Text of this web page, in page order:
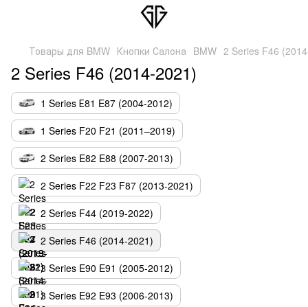
Товары для BMW Кнопки Салона BMW 2 Series F46
2 Series F46 (2014-2021)
1 Series Е81 E87 (2004-2012)
1 Series F20 F21 (2011–2019)
2 Series E82 E88 (2007-2013)
2 Series F22 F23 F87 (2013-2021)
2 Series F44 (2019-2022)
2 Series F46 (2014-2021)
3 Series E90 E91 (2005-2012)
3 Series E92 E93 (2006-2013)